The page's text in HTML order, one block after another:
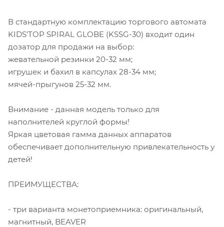
В стандартную комплектацию торгового автомата
KIDS'TOP SPIRAL GLOBE (KSSG-30) входит один
дозатор для продажи на выбор:
жевательной резинки 20-32 мм;
игрушек и бахил в капсулах 28-34 мм;
мячей-прыгунов 25-32 мм.
Внимание - данная модель только для
наполнителей круглой формы!
Яркая цветовая гамма данных аппаратов
обеспечивает дополнительную привлекательность у
детей!
ПРЕИМУЩЕСТВА:
- три варианта монетоприемника: оригинальный,
магнитный, BEAVER